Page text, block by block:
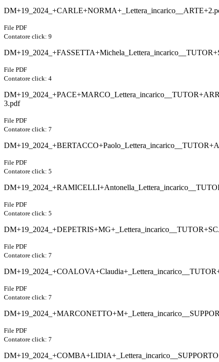
File PDF
Contatore click: 9
File PDF
Contatore click: 4
3.pdf
File PDF
Contatore click: 7
File PDF
Contatore click: 5
File PDF
Contatore click: 5
File PDF
Contatore click: 7
File PDF
Contatore click: 7
File PDF
Contatore click: 7